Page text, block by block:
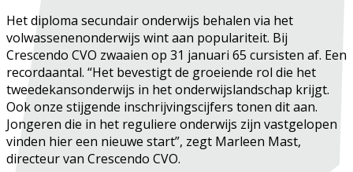
Het diploma secundair onderwijs behalen via het
volwassenenonderwijs wint aan populariteit. Bij
Crescendo CVO zwaaien op 31 januari 65 cursisten af. Een
recordaantal. “Het bevestigt de groeiende rol die het
tweedekansonderwijs in het onderwijslandschap krijgt.
Ook onze stijgende inschrijvingscijfers tonen dit aan.
Jongeren die in het reguliere onderwijs zijn vastgelopen
vinden hier een nieuwe start”, zegt Marleen Mast,
directeur van Crescendo CVO.